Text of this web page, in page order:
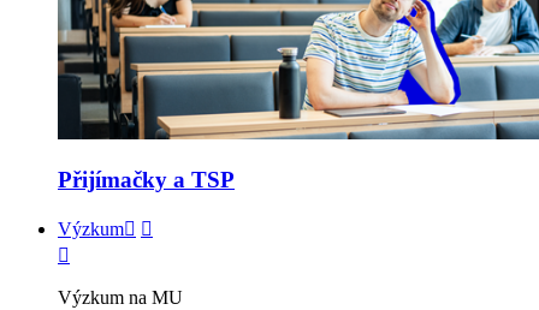
Přijímačky a TSP
Výzkum
Výzkum na MU